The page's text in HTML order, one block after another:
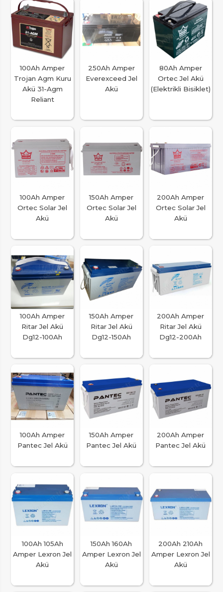
100Ah Amper
Trojan Agm Kuru
Akü 31-Agm
Reliant
250Ah Amper
Everexceed Jel
Akü
80Ah Amper
Ortec Jel Akü
(Elektrikli Bisiklet)
100Ah Amper
Ortec Solar Jel
Akü
150Ah Amper
Ortec Solar Jel
Akü
200Ah Amper
Ortec Solar Jel
Akü
100Ah Amper
Ritar Jel Akü
Dg12-100Ah
150Ah Amper
Ritar Jel Akü
Dg12-150Ah
200Ah Amper
Ritar Jel Akü
Dg12-200Ah
100Ah Amper
Pantec Jel Akü
150Ah Amper
Pantec Jel Akü
200Ah Amper
Pantec Jel Akü
100Ah 105Ah
Amper Lexron Jel
Akü
150Ah 160Ah
Amper Lexron Jel
Akü
200Ah 210Ah
Amper Lexron Jel
Akü